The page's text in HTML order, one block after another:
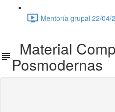
Mentoría grupal 22/04/
Material
Posmodernas